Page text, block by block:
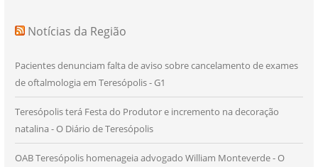
Notícias da Região
Pacientes denunciam falta de aviso sobre cancelamento de exames
de oftalmologia em Teresópolis - G1
Teresópolis terá Festa do Produtor e incremento na decoração
natalina - O Diário de Teresópolis
OAB Teresópolis homenageia advogado William Monteverde - O